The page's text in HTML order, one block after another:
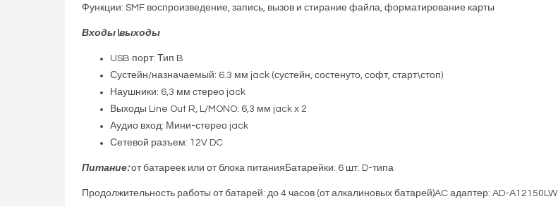
Функции: SMF воспроизведение, запись, вызов и стирание файла, форматирование карты
Входы\выходы
USB порт: Тип B
Сустейн/назначаемый: 6.3 мм jack (сустейн, состенуто, софт, старт\стоп)
Наушники: 6,3 мм стерео jack
Выходы Line Out R, L/MONO: 6,3 мм jack x 2
Аудио вход: Мини-стерео jack
Сетевой разъем: 12V DC
Питание:от батареек или от блока питанияБатарейки: 6 шт. D-типа
Продолжительность работы от батарей: до 4 часов (от алкалиновых батарей)AC адаптер: AD-A12150LW